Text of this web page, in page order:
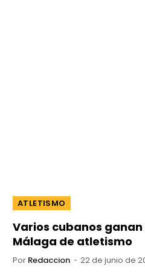
ATLETISMO
Varios cubanos ganan
Málaga de atletismo
Por Redaccion 22 de junio de